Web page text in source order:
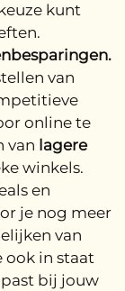
kunt
van
online te
van lagere
winkels.
en
je nog meer
van
ook in staat
bij jouw